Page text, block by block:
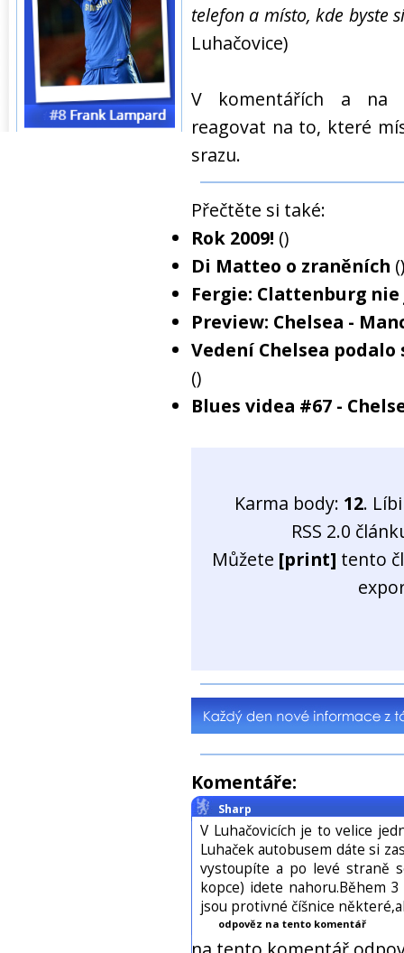
telefon a místo, kde byste
Luhačovice)
V komentářích a na
reagovat na to, které
srazu.
Přečtěte si také:
Rok 2009! ()
Di Matteo o zraněních ()
Fergie: Clattenburg
Preview: Chelsea -
Vedení Chelsea
()
Blues videa #67 -
Karma body: 12.
RSS 2.0
Můžete [print] tento
Komentáře:
Sharp
V Luhačovicích je to velice
Luhaček autobusem dáte si
vystoupíte a po levé straně
kopce) idete nahoru.Během
jsou protivné číšnice
odpověz na tento komentář